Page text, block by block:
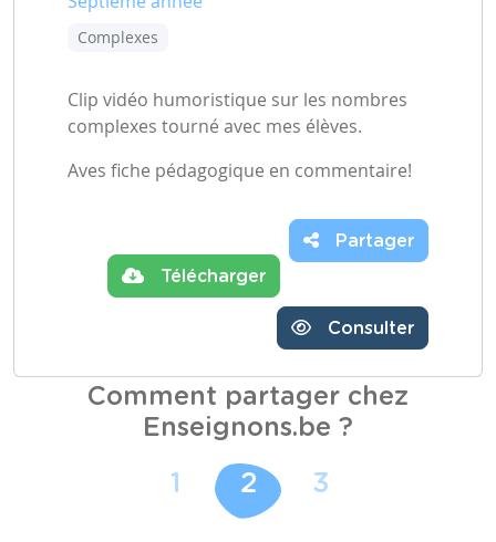
Complexes
Clip vidéo humoristique sur les nombres
complexes tourné avec mes élèves.
Aves fiche pédagogique en commentaire!
Télécharger
Partager
Consulter
Comment partager chez
Enseignons.be ?
1 2 3